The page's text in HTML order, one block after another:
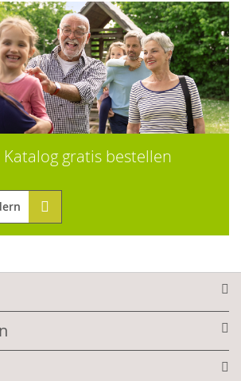
Katalog gratis bestellen